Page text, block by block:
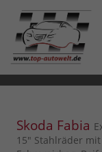
Skoda Fabia
15" Stahlräder mit